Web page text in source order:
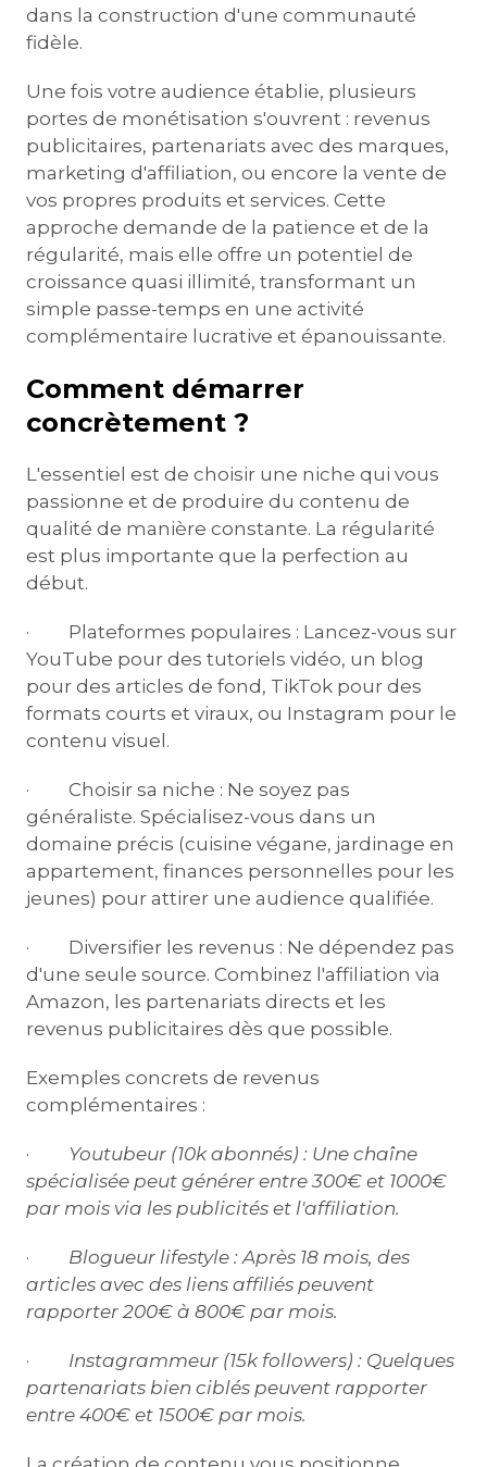
dans la construction d'une communauté
fidèle.
Une fois votre audience établie, plusieurs
portes de monétisation s'ouvrent : revenus
publicitaires, partenariats avec des marques,
marketing d'affiliation, ou encore la vente de
vos propres produits et services. Cette
approche demande de la patience et de la
régularité, mais elle offre un potentiel de
croissance quasi illimité, transformant un
simple passe-temps en une activité
complémentaire lucrative et épanouissante.
Comment démarrer
concrètement ?
L'essentiel est de choisir une niche qui vous
passionne et de produire du contenu de
qualité de manière constante. La régularité
est plus importante que la perfection au
début.
· Plateformes populaires : Lancez-vous sur
YouTube pour des tutoriels vidéo, un blog
pour des articles de fond, TikTok pour des
formats courts et viraux, ou Instagram pour le
contenu visuel.
· Choisir sa niche : Ne soyez pas
généraliste. Spécialisez-vous dans un
domaine précis (cuisine végane, jardinage en
appartement, finances personnelles pour les
jeunes) pour attirer une audience qualifiée.
· Diversifier les revenus : Ne dépendez pas
d'une seule source. Combinez l'affiliation via
Amazon, les partenariats directs et les
revenus publicitaires dès que possible.
Exemples concrets de revenus
complémentaires :
· Youtubeur (10k abonnés) : Une chaîne
spécialisée peut générer entre 300€ et 1000€
par mois via les publicités et l'affiliation.
· Blogueur lifestyle : Après 18 mois, des
articles avec des liens affiliés peuvent
rapporter 200€ à 800€ par mois.
· Instagrammeur (15k followers) : Quelques
partenariats bien ciblés peuvent rapporter
entre 400€ et 1500€ par mois.